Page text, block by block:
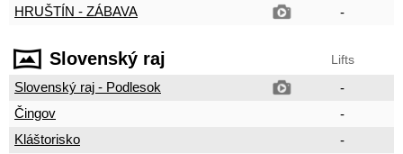
HRUŠTÍN - ZÁBAVA
-
Slovenský raj Lifts
Slovenský raj - Podlesok
-
Čingov
-
Kláštorisko
-